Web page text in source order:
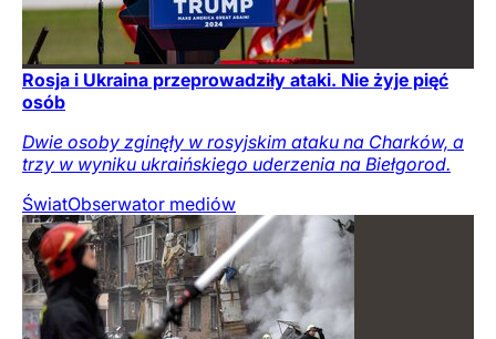
Rosja i Ukraina przeprowadziły ataki. Nie żyje pięć
osób
Dwie osoby zginęły w rosyjskim ataku na Charków, a
trzy w wyniku ukraińskiego uderzenia na Biełgorod.
ŚwiatObserwator mediów